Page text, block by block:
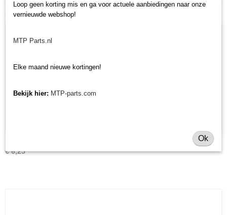
Ook interessant
€ 6,25
Loop geen korting mis en ga voor actuele aanbiedingen naar onze
vernieuwde webshop!
MTP Parts.nl
Elke maand nieuwe kortingen!
Bekijk hier: MTP-parts.com
Ok